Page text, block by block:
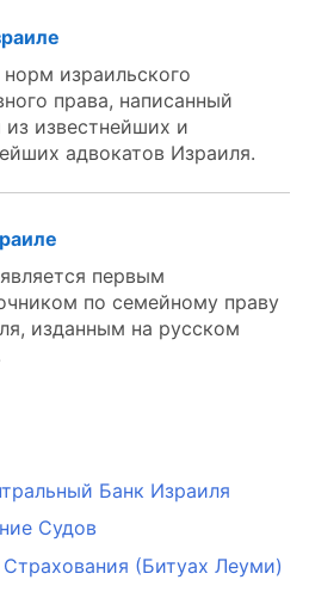
израильского
права, написанный
известнейших и
адвокатов Израиля.
первым
по семейному праву
изданным на русском
Банк Израиля
Судов
(Битуах Леуми)